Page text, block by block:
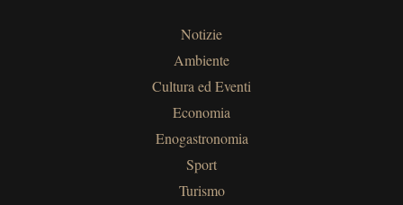
Notizie
Ambiente
Cultura ed Eventi
Economia
Enogastronomia
Sport
Turismo